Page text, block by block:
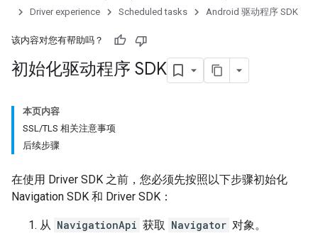
Driver experience
Scheduled tasks Android 驱动程序 SDK
该内容对您有帮助吗？
初始化驱动程序 SDK
本页内容
SSL/TLS 相关注意事项
后续步骤
在使用 Driver SDK 之前，您必须先按照以下步骤初始化
Navigation SDK 和 Driver SDK：
从 NavigationApi 获取 Navigator 对象。